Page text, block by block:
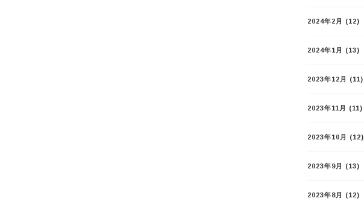
2024年2月 (12)
2024年1月 (13)
2023年12月 (11)
2023年11月 (11)
2023年10月 (12)
2023年9月 (13)
2023年8月 (12)